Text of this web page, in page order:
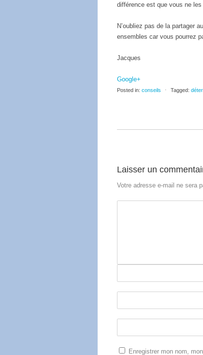
différence est que vous ne
N’oubliez pas de la partager
ensembles car vous pourrez
Jacques
Google+
Posted in: conseils ⋅ Tagged:
Laisser un
Votre adresse e-mail ne sera
Enregistrer mon nom,